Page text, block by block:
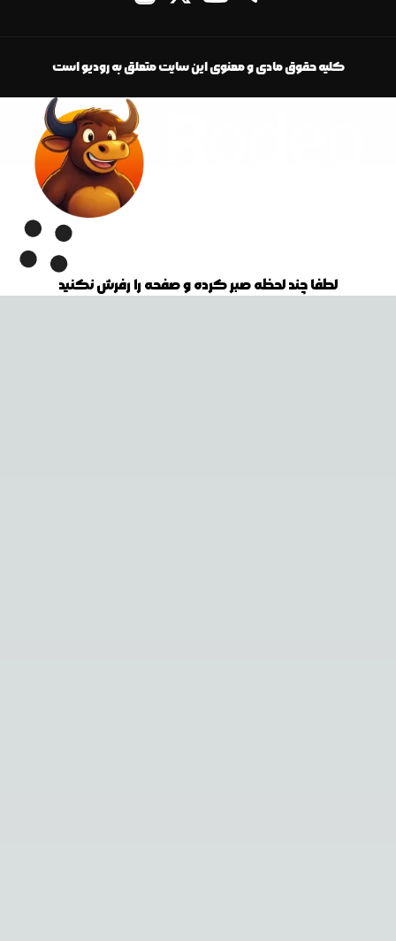
کلیه حقوق مادی و معنوی این سایت متعلق به رودیو است
لطفا چند لحظه صبر کرده و صفحه را رفرش نکنید